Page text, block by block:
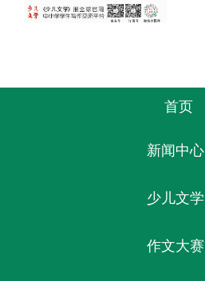
首页
新闻中心
少儿文学
作文大赛